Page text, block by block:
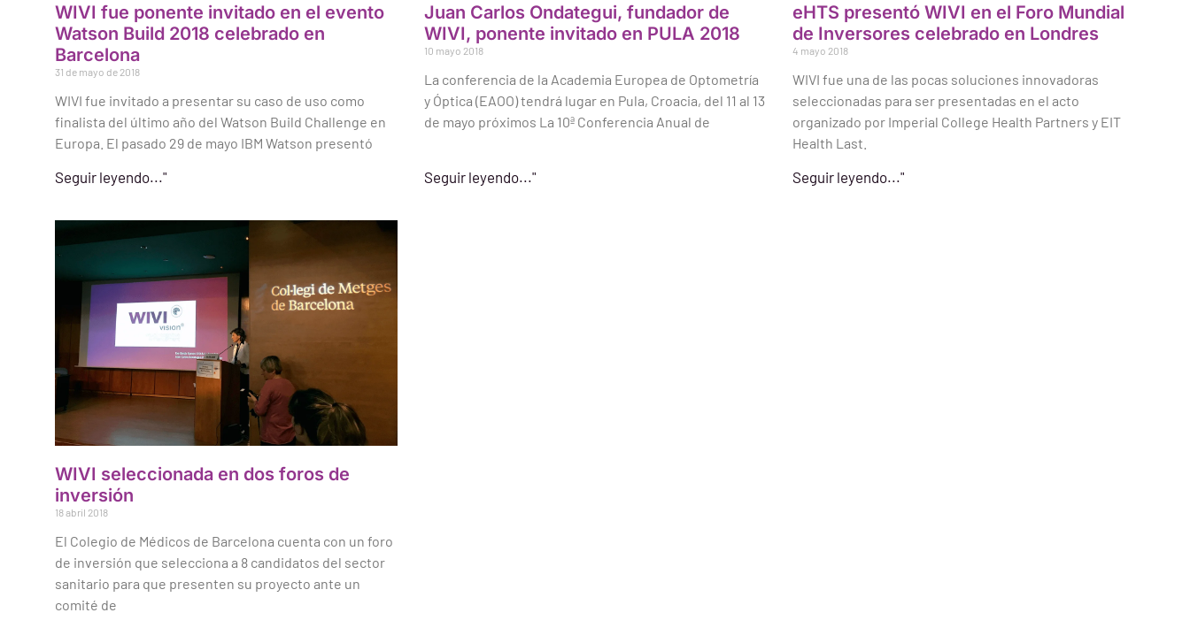
WIVI fue ponente invitado en el evento
Watson Build 2018 celebrado en
Barcelona
31 de mayo de 2018
WIVI fue invitado a presentar su caso de uso como
finalista del último año del Watson Build Challenge en
Europa. El pasado 29 de mayo IBM Watson presentó
Seguir leyendo..."
Juan Carlos Ondategui, fundador de
WIVI, ponente invitado en PULA 2018
10 mayo 2018
La conferencia de la Academia Europea de Optometría
y Óptica (EAOO) tendrá lugar en Pula, Croacia, del 11 al 13
de mayo próximos La 10ª Conferencia Anual de
Seguir leyendo..."
eHTS presentó WIVI en el Foro Mundial
de Inversores celebrado en Londres
4 mayo 2018
WIVI fue una de las pocas soluciones innovadoras
seleccionadas para ser presentadas en el acto
organizado por Imperial College Health Partners y EIT
Health Last.
Seguir leyendo..."
WIVI seleccionada en dos foros de
inversión
18 abril 2018
El Colegio de Médicos de Barcelona cuenta con un foro
de inversión que selecciona a 8 candidatos del sector
sanitario para que presenten su proyecto ante un
comité de